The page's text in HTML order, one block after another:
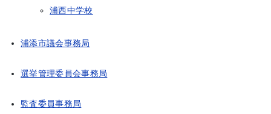
浦西中学校
浦添市議会事務局
選挙管理委員会事務局
監査委員事務局